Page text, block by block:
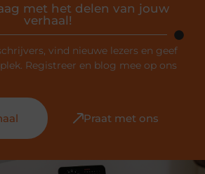
met het delen van jouw
verhaal!
vind nieuwe lezers en geef
Registreer en blog mee op ons
Praat met ons